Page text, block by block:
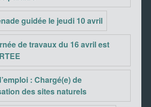
guidée le jeudi 10 avril
de travaux du 16 avril est
: Chargé(e) de
des sites naturels